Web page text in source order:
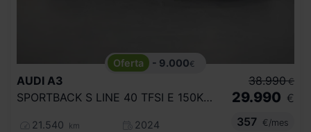
- 9.000€
AUDI A3
SPORTBACK S LINE 40 TFSI E 150KW S TRON
21.540 km
2024
38.990 €
29.990 €
357
€/mes